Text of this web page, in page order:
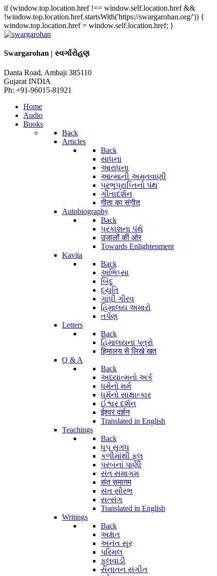
if (window.top.location.href !== window.self.location.href &&
!window.top.location.href.startsWith('https://swargarohan.org/')) {
window.top.location.href = window.self.location.href; }
Swargarohan | સ્વર્ગારોહણ
Danta Road, Ambaji 385110
Gujarat INDIA
Ph: +91-96015-81921
Home
Audio
Books
Back
Articles
Back
સાધના
આરાધના
આત્માની અમૃતવાણી
પ્રભુપ્રાપ્તિનો પંથ
ગીતાદર્શન
गीता का संगीत
Autobiography
Back
પ્રકાશના પંથે
उजालों की ओर
Towards Enlightenment
Kavita
Back
અભિપ્સા
બિંદુ
દ્યુતિ
ગાંધી ગૌરવ
હિમાલય અમારો
તર્પણ
Letters
Back
હિમાલયના પત્રો
हिमालय से लिखे खत
Q & A
Back
અધ્યાત્મનો અર્ક
ધર્મનો મર્મ
ધર્મનો સાક્ષાત્કાર
ઈશ્વર દર્શન
ईश्वर दर्शन
Translated in English
Teachings
Back
ધૂપ સુગંધ
કળીમાંથી ફૂલ
પરબનાં પાણી
સંત સમાગમ
संत समागम
સંત સૌરભ
સત્સંગ
Translated in English
Writings
Back
અક્ષત
અનંત સૂર
પરિમલ
ફૂલવાડી
સનાતન સંગીત